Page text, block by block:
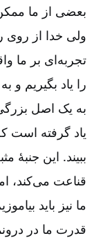
بعضی از ما
ولی خدا از روی
تجربه‌ای بر ما
را یاد بگیریم و
یاد گرفته است
ببیند. این
قناعت می‌کند،
ما نیز باید
قدرت ما در